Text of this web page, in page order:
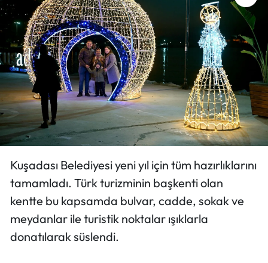
Kuşadası Belediyesi yeni yıl için tüm hazırlıklarını
tamamladı. Türk turizminin başkenti olan
kentte bu kapsamda bulvar, cadde, sokak ve
meydanlar ile turistik noktalar ışıklarla
donatılarak süslendi.